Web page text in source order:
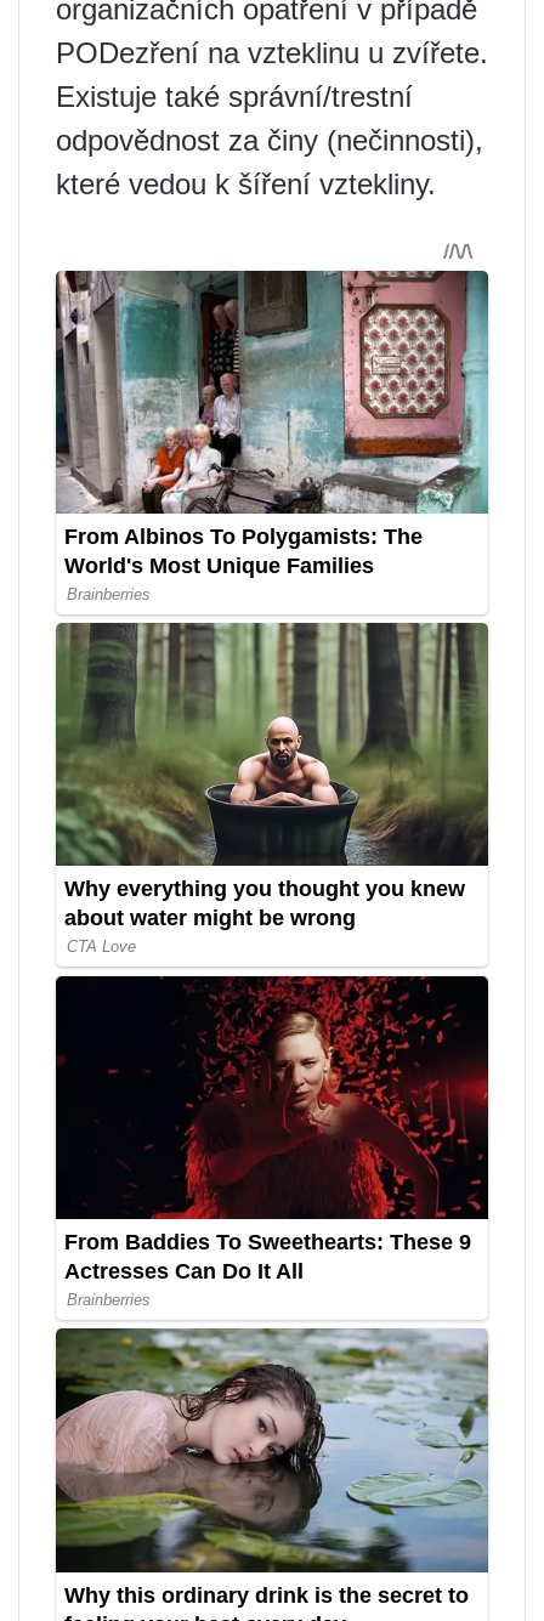
organizačních opatření v případě
PODezření na vzteklinu u zvířete.
Existuje také správní/trestní
odpovědnost za činy (nečinnosti),
které vedou k šíření vztekliny.